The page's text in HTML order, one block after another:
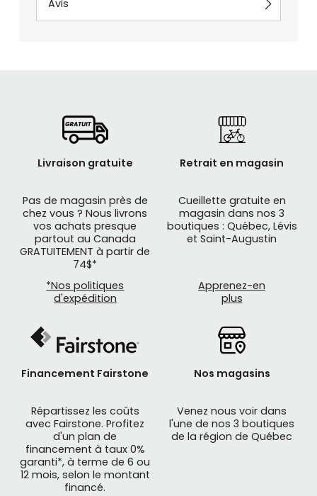
Avis
Livraison gratuite
Pas de magasin près de
chez vous ? Nous livrons
vos achats presque
partout au Canada
GRATUITEMENT à partir de
74$*
*Nos politiques
d'expédition
Retrait en magasin
Cueillette gratuite en
magasin dans nos 3
boutiques : Québec, Lévis
et Saint-Augustin
Apprenez-en
plus
Financement Fairstone
Répartissez les coûts
avec Fairstone. Profitez
d'un plan de
financement à taux 0%
garanti*, à terme de 6 ou
12 mois, selon le montant
financé.
Nos magasins
Venez nous voir dans
l'une de nos 3 boutiques
de la région de Québec